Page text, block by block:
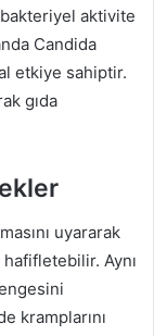
aktivite
Candida
etkiye sahiptir.
gıda
uyararak
hafifletebilir. Aynı
kramplarını